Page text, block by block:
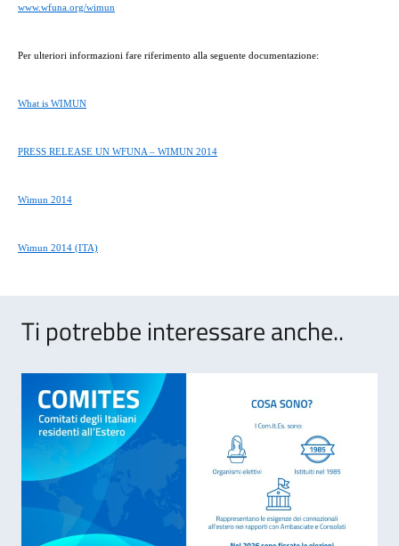
www.wfuna.org/wimun
Per ulteriori informazioni fare riferimento alla seguente documentazione:
What is WIMUN
PRESS RELEASE UN WFUNA – WIMUN 2014
Wimun 2014
Wimun 2014 (ITA)
Ti potrebbe interessare anche..